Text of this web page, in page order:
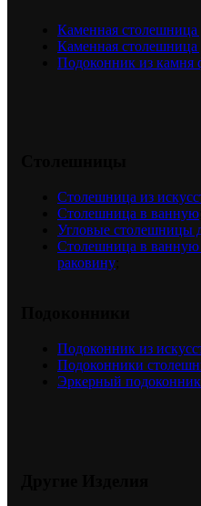
Каменная столешница
Каменная столешница
Подоконник из камня
Столешница из
Столешница в ванную
Угловые столешницы
Столешница в
раковину
Подоконник из
Подоконники
Эркерный подоконник